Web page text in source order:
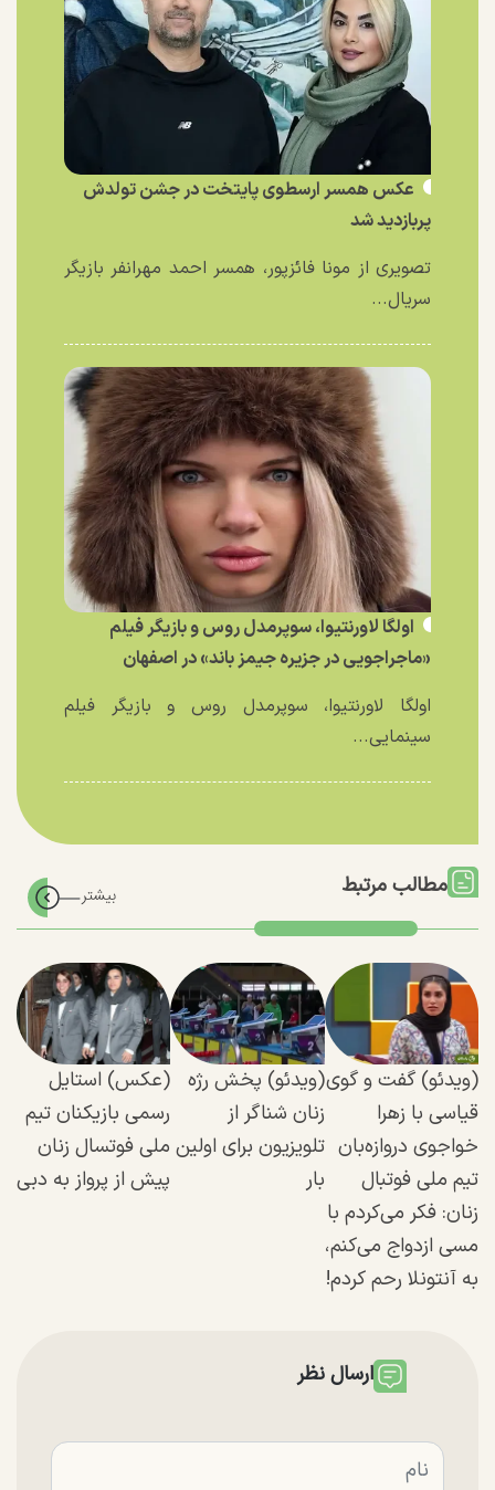
عکس همسر ارسطوی پایتخت در جشن تولدش
پربازدید شد
تصویری از مونا فائزپور، همسر احمد مهرانفر بازیگر
سریال...
اولگا لاورنتیوا، سوپرمدل روس و بازیگر فیلم
«ماجراجویی در جزیره جیمز باند» در اصفهان
اولگا لاورنتیوا، سوپرمدل روس و بازیگر فیلم
سینمایی...
مطالب مرتبط
(ویدئو) گفت و گوی
قیاسی با زهرا
خواجوی دروازه‌بان
تیم ملی فوتبال
زنان: فکر می‌کردم با
مسی ازدواج می‌کنم،
به آنتونلا رحم کردم!
(ویدئو) پخش رژه
زنان شناگر از
تلویزیون برای اولین
بار
(عکس) استایل
رسمی بازیکنان تیم
ملی فوتسال زنان
پیش از پرواز به دبی
ارسال نظر